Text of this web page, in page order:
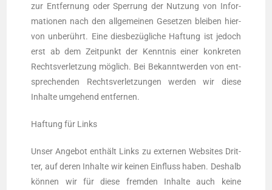
zur Ent­fer­nung oder Sper­rung der Nut­zung von Infor­
ma­tio­nen nach den all­ge­mei­nen Geset­zen blei­ben hier­
von unbe­rührt. Eine dies­be­züg­li­che Haf­tung ist jedoch
erst ab dem Zeit­punkt der Kennt­nis einer kon­kre­ten
Rechts­ver­let­zung mög­lich. Bei Bekannt­wer­den von ent­
spre­chen­den Rechts­ver­let­zun­gen wer­den wir die­se
Inhal­te umge­hend entfernen.
Haf­tung für Links
Unser Ange­bot ent­hält Links zu exter­nen Web­sites Drit­
ter, auf deren Inhal­te wir kei­nen Ein­fluss haben. Des­halb
kön­nen wir für die­se frem­den Inhal­te auch kei­ne